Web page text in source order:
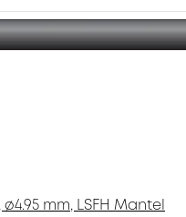
ø4.95 mm, LSFH Mantel